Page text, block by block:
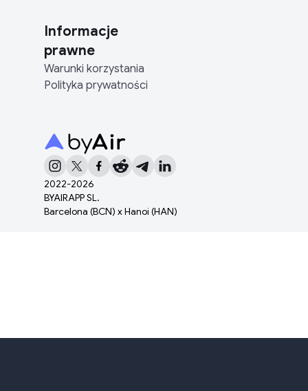
2022-2026
BYAIRAPP SL.
Barcelona (BCN) x Hanoi (HAN)
Informacje
prawne
Warunki korzystania
Polityka prywatności